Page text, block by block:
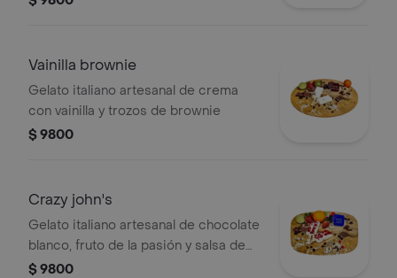
Vainilla brownie
Gelato italiano artesanal de crema
con vainilla y trozos de brownie
$ 9800
Crazy john's
Gelato italiano artesanal de chocolate
blanco, fruto de la pasión y salsa de
frutos del bosque
$ 9800